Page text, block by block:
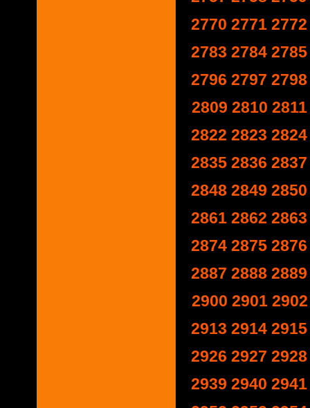
2770 2771 2772
2783 2784 2785
2796 2797 2798
2809 2810 2811
2822 2823 2824
2835 2836 2837
2848 2849 2850
2861 2862 2863
2874 2875 2876
2887 2888 2889
2900 2901 2902
2913 2914 2915
2926 2927 2928
2939 2940 2941